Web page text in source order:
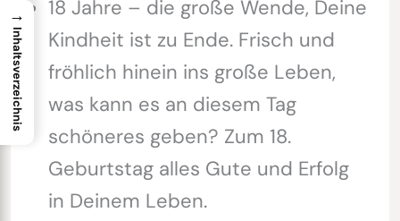
18 Jahre – die große Wende, Deine
Kindheit ist zu Ende. Frisch und
fröhlich hinein ins große Leben,
was kann es an diesem Tag
schöneres geben? Zum 18.
Geburtstag alles Gute und Erfolg
in Deinem Leben.
→
Inhaltsverzeichnis